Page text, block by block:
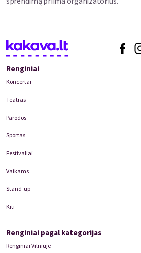
Renginiai
Koncertai
Teatras
Parodos
Sportas
Festivaliai
Vaikams
Stand-up
Kiti
Renginiai pagal kategorijas
Renginiai Vilniuje